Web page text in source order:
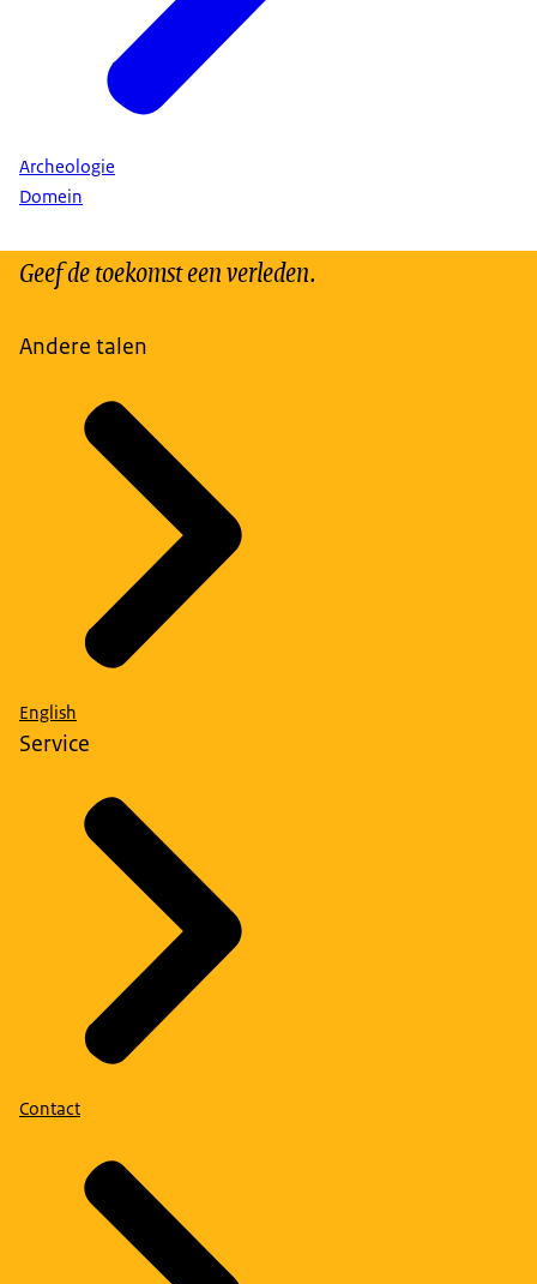
Archeologie
Domein
Geef de toekomst een verleden.
Andere talen
English
Service
Contact